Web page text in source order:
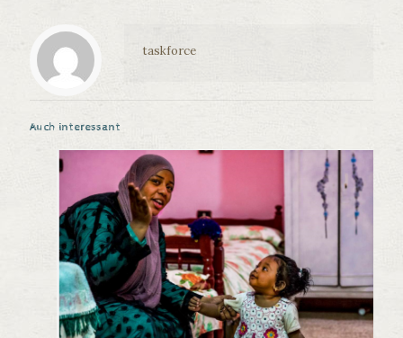
taskforce
Auch interessant